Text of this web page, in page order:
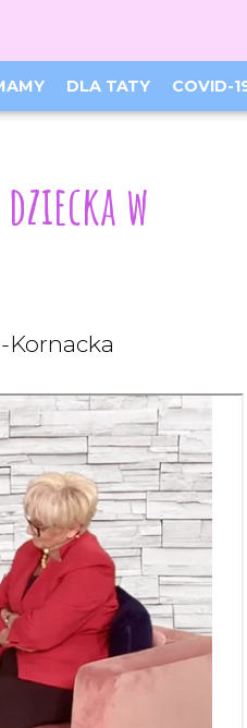
DLA TATY COVID-
FacebookInstagram
w
Kornacka